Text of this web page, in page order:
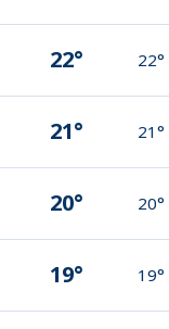
22° 22°
21° 21°
20° 20°
19° 19°